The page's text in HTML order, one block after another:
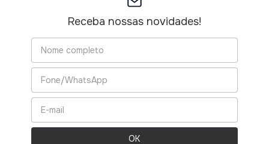
Receba nossas novidades!